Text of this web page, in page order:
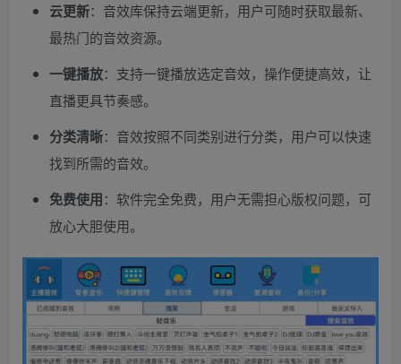
云更新：音效库保持云端更新，用户可随时获取最新、
最热门的音效资源。
一键播放：支持一键播放选定音效，操作便捷高效，让
直播更具节奏感。
分类清晰：音效按照不同类别进行分类，用户可以快速
找到所需的音效。
免费使用：软件完全免费，用户无需担心版权问题，可
放心大胆使用。